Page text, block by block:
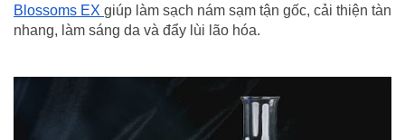
Blossoms EX giúp làm sạch nám sạm tận gốc, cải thiện tàn
nhang, làm sáng da và đẩy lùi lão hóa.